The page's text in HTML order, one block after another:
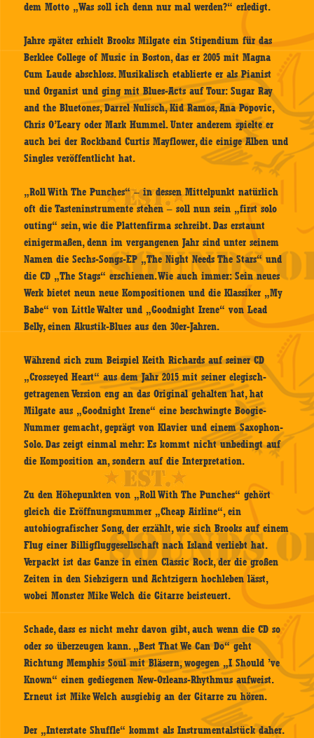
dem Motto „Was soll ich denn nur mal werden?“ erledigt.
Jahre später erhielt Brooks Milgate ein Stipendium für das
Berklee College of Music in Boston, das er 2005 mit Magna
Cum Laude abschloss. Musikalisch etablierte er als Pianist
und Organist und ging mit Blues-Acts auf Tour: Sugar Ray
and the Bluetones, Darrel Nulisch, Kid Ramos, Ana Popovic,
Chris O’Leary oder Mark Hummel. Unter anderem spielte er
auch bei der Rockband Curtis Mayflower, die einige Alben und
Singles veröffentlicht hat.
„Roll With The Punches“ – in dessen Mittelpunkt natürlich
oft die Tasteninstrumente stehen – soll nun sein „first solo
outing“ sein, wie die Plattenfirma schreibt. Das erstaunt
einigermaßen, denn im vergangenen Jahr sind unter seinem
Namen die Sechs-Songs-EP „The Night Needs The Stars“ und
die CD „The Stags“ erschienen. Wie auch immer: Sein neues
Werk bietet neun neue Kompositionen und die Klassiker „My
Babe“ von Little Walter und „Goodnight Irene“ von Lead
Belly, einen Akustik-Blues aus den 30er-Jahren.
Während sich zum Beispiel Keith Richards auf seiner CD
„Crosseyed Heart“ aus dem Jahr 2015 mit seiner elegisch-
getragenen Version eng an das Original gehalten hat, hat
Milgate aus „Goodnight Irene“ eine beschwingte Boogie-
Nummer gemacht, geprägt von Klavier und einem Saxophon-
Solo. Das zeigt einmal mehr: Es kommt nicht unbedingt auf
die Komposition an, sondern auf die Interpretation.
Zu den Höhepunkten von „Roll With The Punches“ gehört
gleich die Eröffnungsnummer „Cheap Airline“, ein
autobiografischer Song, der erzählt, wie sich Brooks auf einem
Flug einer Billigfluggesellschaft nach Island verliebt hat.
Verpackt ist das Ganze in einen Classic Rock, der die großen
Zeiten in den Siebzigern und Achtzigern hochleben lässt,
wobei Monster Mike Welch die Gitarre beisteuert.
Schade, dass es nicht mehr davon gibt, auch wenn die CD so
oder so überzeugen kann. „Best That We Can Do“ geht
Richtung Memphis Soul mit Bläsern, wogegen „I Should ’ve
Known“ einen gediegenen New-Orleans-Rhythmus aufweist.
Erneut ist Mike Welch ausgiebig an der Gitarre zu hören.
Der „Interstate Shuffle“ kommt als Instrumentalstück daher.